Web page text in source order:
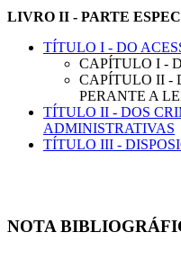
LIVRO II - PARTE
TÍTULO I - DO
CAPÍTULO I -
CAPÍTULO II -
PERANTE A
TÍTULO II - DOS
ADMINISTRATIVAS
TÍTULO III -
NOTA